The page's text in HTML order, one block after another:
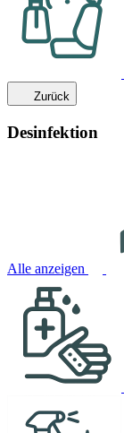
Zurück
Desinfektion
Alle anzeigen